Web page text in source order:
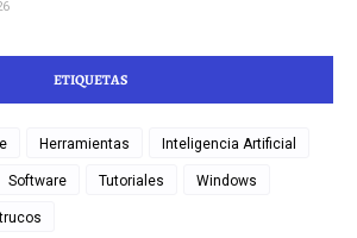
ETIQUETAS
Herramientas Inteligencia Artificial
Software Tutoriales Windows
trucos